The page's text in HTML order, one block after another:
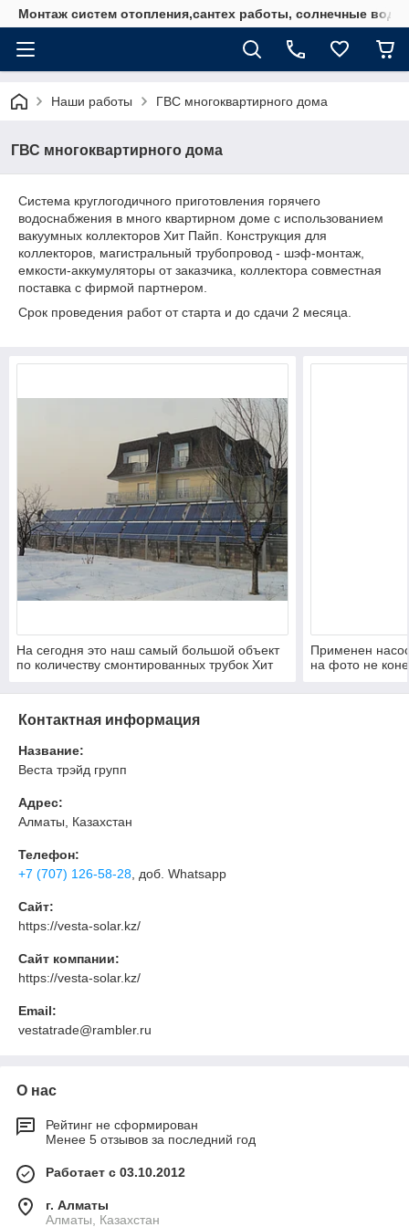
Монтаж систем отопления,сантех работы, солнечные
Наши работы ГВС многоквартирного дома
ГВС многоквартирного дома
Система круглогодичного приготовления горячего
водоснабжения в много квартирном доме с использованием
вакуумных коллекторов Хит Пайп. Конструкция для
коллекторов, магистральный трубопровод - шэф-монтаж,
емкости-аккумуляторы от заказчика, коллектора совместная
поставка с фирмой партнером.
Срок проведения работ от старта и до сдачи 2 месяца.
На сегодня это наш самый большой объект
по количеству смонтированных трубок Хит
Применен
на фото не
Контактная информация
Название:
Веста трэйд групп
Адрес:
Алматы, Казахстан
Телефон:
+7 (707) 126-58-28 , доб. Whatsapp
Сайт:
https://vesta-solar.kz/
Сайт компании:
https://vesta-solar.kz/
Email:
vestatrade@rambler.ru
О нас
Рейтинг не сформирован
Менее 5 отзывов за последний год
Работает с 03.10.2012
г. Алматы
Алматы, Казахстан